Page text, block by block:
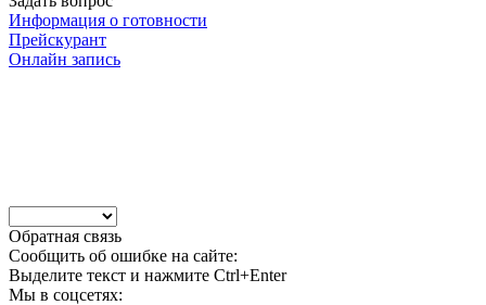
Информация о готовности
Прейскурант
Онлайн запись
Обратная связь
Сообщить об ошибке на сайте:
Выделите текст и нажмите Ctrl+Enter
Мы в соцсетях: